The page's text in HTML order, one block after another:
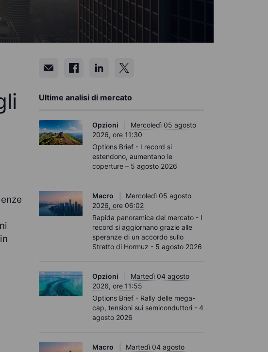
Ultime analisi di mercato
Opzioni
Mercoledì 05 agosto
2026, ore 11:30
Options Brief - I record si
estendono, aumentano le
coperture – 5 agosto 2026
Macro
Mercoledì 05 agosto
2026, ore 06:02
Rapida panoramica del mercato - I
record si aggiornano grazie alle
speranze di un accordo sullo
Stretto di Hormuz - 5 agosto 2026
Opzioni
Martedì 04 agosto
2026, ore 11:55
Options Brief - Rally delle mega-
cap, tensioni sui semiconduttori - 4
agosto 2026
Macro
Martedì 04 agosto